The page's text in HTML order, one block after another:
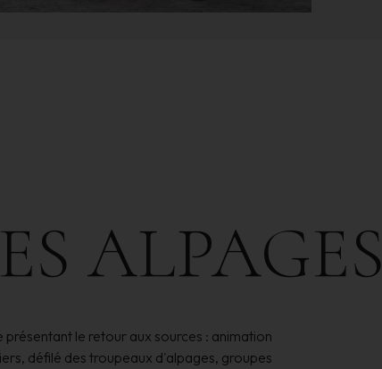
ALPAGES
le retour aux sources : animation
défilé des troupeaux d'alpages, groupes